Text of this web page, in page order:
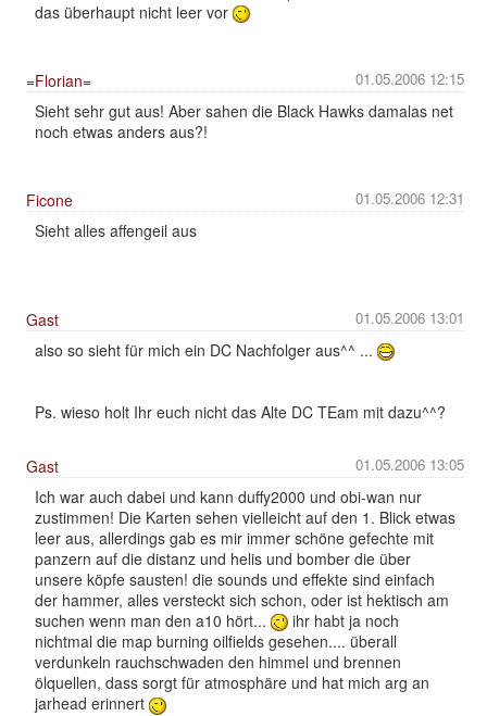
das überhaupt nicht leer vor
01.05.2006 12:15
=Florian=
Sieht sehr gut aus! Aber sahen die Black Hawks damalas net
noch etwas anders aus?!
01.05.2006 12:31
Ficone
Sieht alles affengeil aus
01.05.2006 13:01
Gast
also so sieht für mich ein DC Nachfolger aus^^ ...
Ps. wieso holt Ihr euch nicht das Alte DC TEam mit dazu^^?
01.05.2006 13:05
Gast
Ich war auch dabei und kann duffy2000 und obi-wan nur
zustimmen! Die Karten sehen vielleicht auf den 1. Blick etwas
leer aus, allerdings gab es mir immer schöne gefechte mit
panzern auf die distanz und helis und bomber die über
unsere köpfe sausten! die sounds und effekte sind einfach
der hammer, alles versteckt sich schon, oder ist hektisch am
suchen wenn man den a10 hört...
ihr habt ja noch
nichtmal die map burning oilfields gesehen.... überall
verdunkeln rauchschwaden den himmel und brennen
ölquellen, dass sorgt für atmosphäre und hat mich arg an
jarhead erinnert